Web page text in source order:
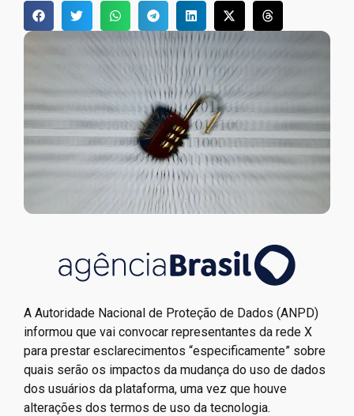
A Autoridade Nacional de Proteção de Dados (ANPD)
informou que vai convocar representantes da rede X
para prestar esclarecimentos “especificamente” sobre
quais serão os impactos da mudança do uso de dados
dos usuários da plataforma, uma vez que houve
alterações dos termos de uso da tecnologia.